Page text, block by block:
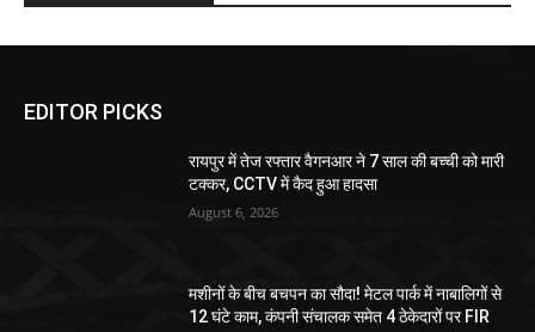
EDITOR PICKS
रायपुर में तेज रफ्तार वैगनआर ने 7 साल की बच्ची को मारी
टक्कर, CCTV में कैद हुआ हादसा
August 6, 2026
मशीनों के बीच बचपन का सौदा! मेटल पार्क में नाबालिगों से
12 घंटे काम, कंपनी संचालक समेत 4 ठेकेदारों पर FIR